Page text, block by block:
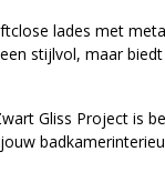
lades met
stijlvol, maar
Gliss Project is